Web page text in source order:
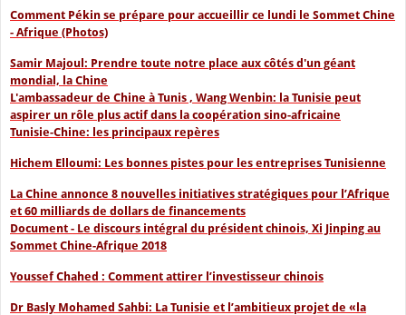
Comment Pékin se prépare pour accueillir ce lundi le Sommet Chine
- Afrique (Photos)
Samir Majoul: Prendre toute notre place aux côtés d'un géant
mondial, la Chine
L'ambassadeur de Chine à Tunis , Wang Wenbin: la Tunisie peut
aspirer un rôle plus actif dans la coopération sino-africaine
Tunisie-Chine: les principaux repères
Hichem Elloumi: Les bonnes pistes pour les entreprises Tunisienne
La Chine annonce 8 nouvelles initiatives stratégiques pour l’Afrique
et 60 milliards de dollars de financements
Document - Le discours intégral du président chinois, Xi Jinping au
Sommet Chine-Afrique 2018
Youssef Chahed : Comment attirer l’investisseur chinois
Dr Basly Mohamed Sahbi: La Tunisie et l’ambitieux projet de «la